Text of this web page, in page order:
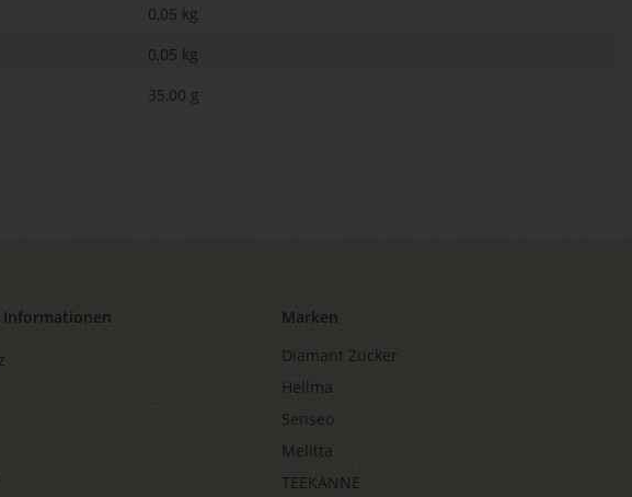
0,05 kg
0,05 kg
35,00 g
Informationen
Marken
Diamant Zucker
Hellma
Senseo
Melitta
TEEKANNE